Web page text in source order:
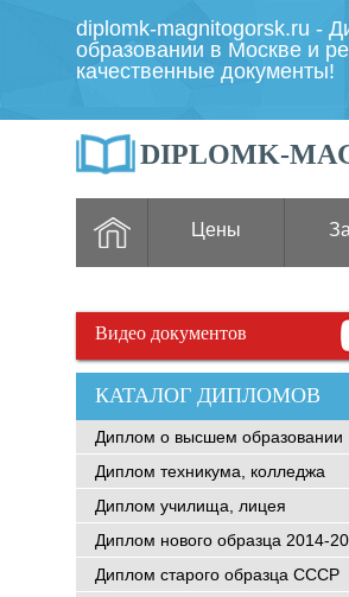
diplomk-magnitogorsk.ru -
образовании в Москве и
качественные документы!
DIPLOMK-
Цены
Видео документов
КАТАЛОГ ДИПЛОМОВ
Диплом о высшем образовании
Диплом техникума, колледжа
Диплом училища, лицея
Диплом нового образца 2014-
Диплом старого образца СССР